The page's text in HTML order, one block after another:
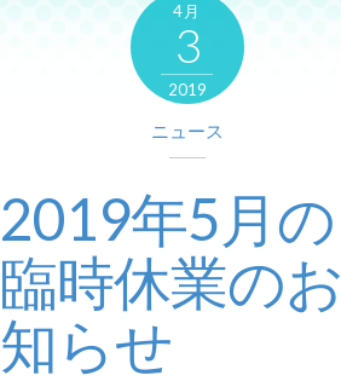
4月
3
2019
ニュース
2019年5月の
臨時休業のお
知らせ